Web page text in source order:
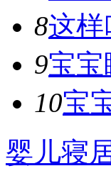
8这
9宝宝
10宝
婴儿寝